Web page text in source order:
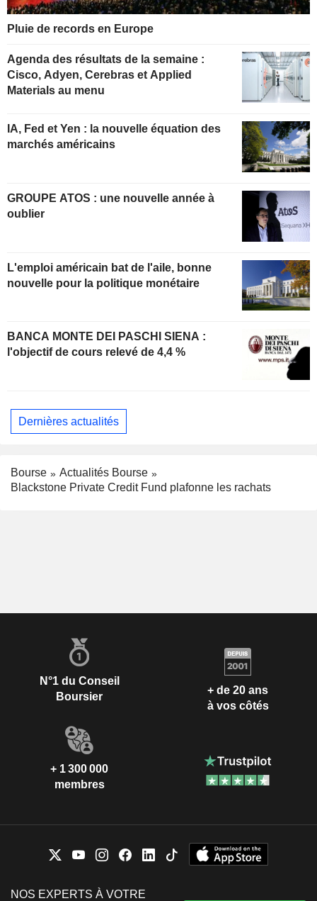
Pluie de records en Europe
Agenda des résultats de la semaine :
Cisco, Adyen, Cerebras et Applied
Materials au menu
IA, Fed et Yen : la nouvelle équation des
marchés américains
GROUPE ATOS : une nouvelle année à
oublier
L'emploi américain bat de l'aile, bonne
nouvelle pour la politique monétaire
BANCA MONTE DEI PASCHI SIENA :
l'objectif de cours relevé de 4,4 %
Dernières actualités
Bourse
Actualités Bourse
Blackstone Private Credit Fund plafonne les rachats
N°1 du Conseil
Boursier
+ de 20 ans
à vos côtés
+ 1 300 000
membres
NOS EXPERTS À VOTRE